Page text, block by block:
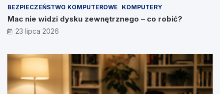
BEZPIECZEŃSTWO KOMPUTEROWE KOMPUTERY
Mac nie widzi dysku zewnętrznego – co robić?
23 lipca 2026